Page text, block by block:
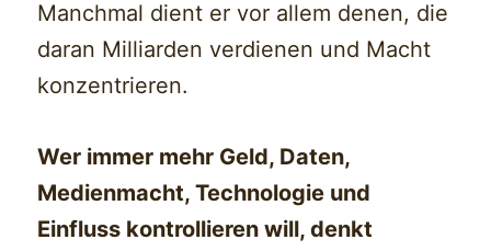
Manchmal dient er vor allem denen, die
daran Milliarden verdienen und Macht
konzentrieren.
Wer immer mehr Geld, Daten,
Medienmacht, Technologie und
Einfluss kontrollieren will, denkt